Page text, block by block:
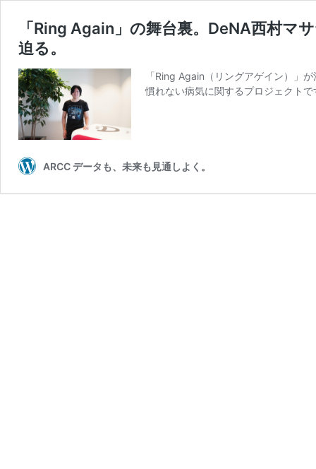
「Ring Again」の舞台裏。DeNA西村マ
迫る。
「Ring Again（リングアゲイン）」
慣れない病気に関するプロジェクト
ARCC データも、未来も見通しよく。